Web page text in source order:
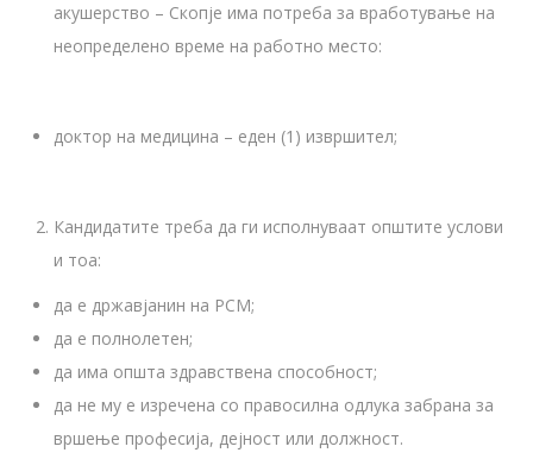
акушерство – Скопје има потреба за вработување на
неопределено време на работно место:
доктор на медицина – еден (1) извршител;
Кандидатите треба да ги исполнуваат општите услови
и тоа:
да е државјанин на РСМ;
да е полнолетен;
да има општа здравствена способност;
да не му е изречена со правосилна одлука забрана за
вршење професија, дејност или должност.